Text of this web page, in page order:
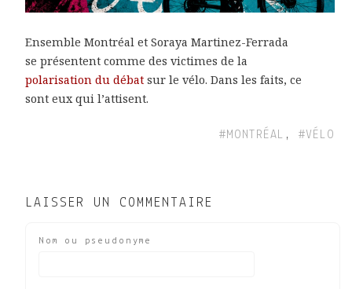
Ensemble Montréal et Soraya Martinez-Ferrada
se présentent comme des victimes de la
polarisation du débat sur le vélo. Dans les faits, ce
sont eux qui l’attisent.
#MONTRÉAL ,#VÉLO
LAISSER UN COMMENTAIRE
Nom ou pseudonyme